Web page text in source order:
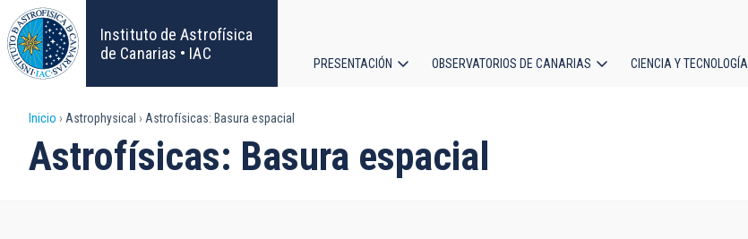
Pasar
al
contenido
principal
Instituto de Astrofísica
de Canarias • IAC
PRESENTACIÓN OBSERVATORIOS DE CANARIAS CIENCIA Y TECNOLOGÍA
Sobrescribir
enlaces
Inicio Astrophysical Astrofísicas: Basura espacial
Astrofísicas: Basura espacial